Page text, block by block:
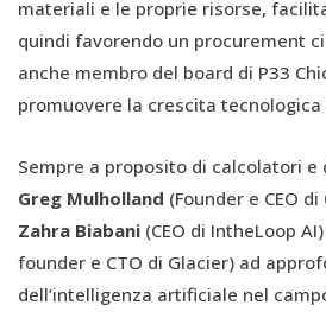
materiali e le proprie risorse,
quindi favorendo un procurement
anche membro del board di P33
promuovere la crescita
Sempre a proposito di calcolatori
Greg Mulholland (Founder e CEO
Zahra Biabani (CEO di IntheLoop
founder e CTO di Glacier) ad
dell’intelligenza artificiale nel